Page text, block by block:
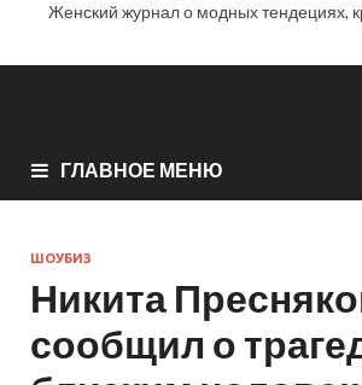
Женский журнал о модных тендециях,
ГЛАВНОЕ МЕНЮ
ШОУБИЗ
Никита
сообщил о